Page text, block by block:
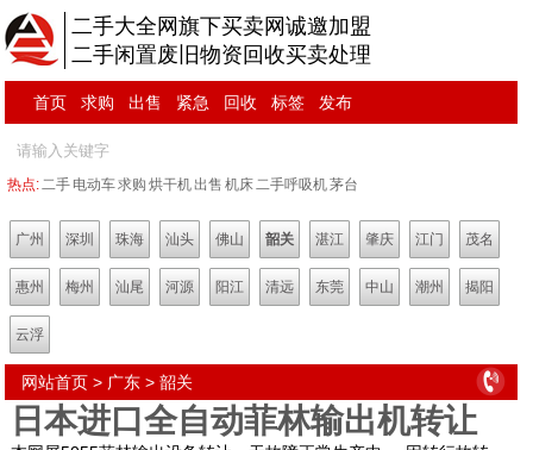
二手大全网旗下买卖网诚邀加盟
二手闲置废旧物资回收买卖处理
首页 求购 出售 紧急 回收 标签 发布
热点:二手 电动车求购 烘干机出售 机床二手呼吸机茅台
广州 深圳 珠海 汕头 佛山 韶关 湛江 肇庆 江门 茂名
惠州 梅州 汕尾 河源 阳江 清远 东莞 中山 潮州 揭阳
云浮
网站首页 > 广东 >韶关
日本进口全自动菲林输出机转让